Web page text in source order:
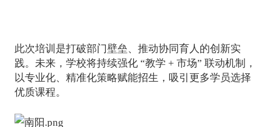
此次培训是打破部门壁垒、推动协同育人的创新实
践。未来，学校将持续强化 “教学 + 市场” 联动机制，
以专业化、精准化策略赋能招生，吸引更多学员选择
优质课程。